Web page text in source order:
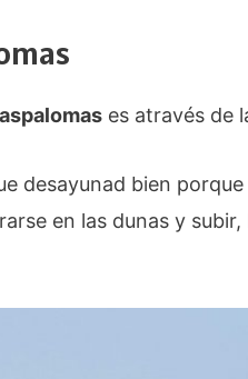
es através de
desayunad bien
en las dunas y